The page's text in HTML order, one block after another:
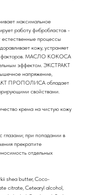
максимальное
работу фибробластов -
естественные процессы
кожу, устраняет
факторов. МАСЛО КОКОСА
эффектом. ЭКСТРАКТ
напряжение,
ПРОПОЛИСА обладает
свойствами.
крема на чистую кожу
глазами; при попадании в
прекратите
отдельных
shea butter, Coco-
citrate, Cetearyl alcohol,